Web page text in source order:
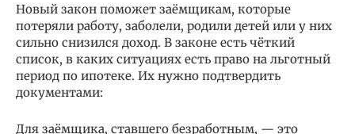
Новый закон поможет заёмщикам, которые
потеряли работу, заболели, родили детей или у них
сильно снизился доход. В законе есть чёткий
список, в каких ситуациях есть право на льготный
период по ипотеке. Их нужно подтвердить
документами:
Для заёмщика, ставшего безработным, — это